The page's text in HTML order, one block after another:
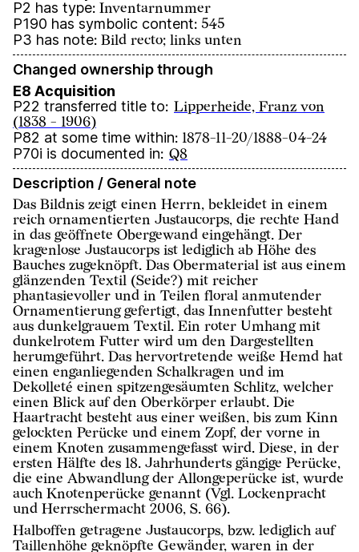
P2 has type: Inventarnummer
P190 has symbolic content: 545
P3 has note: Bild recto; links unten
Changed ownership through
E8 Acquisition
P22 transferred title to: Lipperheide, Franz von
(1838 - 1906)
P82 at some time within: 1878-11-20/1888-04-24
P70i is documented in: Q8
Description / General note
Das Bildnis zeigt einen Herrn, bekleidet in einem
reich ornamentierten Justaucorps, die rechte Hand
in das geöffnete Obergewand eingehängt. Der
kragenlose Justaucorps ist lediglich ab Höhe des
Bauches zugeknöpft. Das Obermaterial ist aus einem
glänzenden Textil (Seide?) mit reicher
phantasievoller und in Teilen floral anmutender
Ornamentierung gefertigt, das Innenfutter besteht
aus dunkelgrauem Textil. Ein roter Umhang mit
dunkelrotem Futter wird um den Dargestellten
herumgeführt. Das hervortretende weiße Hemd hat
einen enganliegenden Schalkragen und im
Dekolleté einen spitzengesäumten Schlitz, welcher
einen Blick auf den Oberkörper erlaubt. Die
Haartracht besteht aus einer weißen, bis zum Kinn
gelockten Perücke und einem Zopf, der vorne in
einem Knoten zusammengefasst wird. Diese, in der
ersten Hälfte des 18. Jahrhunderts gängige Perücke,
die eine Abwandlung der Allongeperücke ist, wurde
auch Knotenperücke genannt (Vgl. Lockenpracht
und Herrschermacht 2006, S. 66).
Halboffen getragene Justaucorps, bzw. lediglich auf
Taillenhöhe geknöpfte Gewänder, waren in der